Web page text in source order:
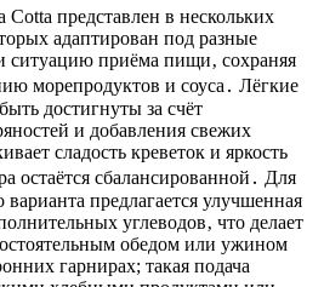
Cotta представлен в нескольких
адаптирован под разные
ситуацию приёма пищи‚ сохраняя
морепродуктов и соуса․ Лёгкие
достигнуты за счёт
и добавления свежих
сладость креветок и яркость
остаётся сбалансированной․ Для
предлагается улучшенная
углеводов‚ что делает
обедом или ужином
гарнирах; такая подача